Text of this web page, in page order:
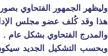
وليظهر الجمهور الفتحاوي
هذا وقد كُلف عضو مجلس
والمدرج الفتحاوي بشكل عام .
وبحسب التشكيل الجديد